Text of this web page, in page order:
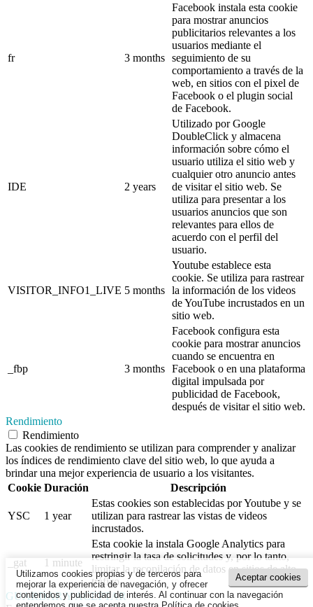
fr 3 months
Facebook instala esta cookie
para mostrar anuncios
publicitarios relevantes a los
usuarios mediante el
seguimiento de su
comportamiento a través de la
web, en sitios con el pixel de
Facebook o el plugin social
de Facebook.
IDE 2 years
Utilizado por Google
DoubleClick y almacena
información sobre cómo el
usuario utiliza el sitio web y
cualquier otro anuncio antes
de visitar el sitio web. Se
utiliza para presentar a los
usuarios anuncios que son
relevantes para ellos de
acuerdo con el perfil del
usuario.
VISITOR_INFO1_LIVE 5 months
Youtube establece esta
cookie. Se utiliza para rastrear
la información de los videos
de YouTube incrustados en un
sitio web.
_fbp 3 months
Facebook configura esta
cookie para mostrar anuncios
cuando se encuentra en
Facebook o en una plataforma
digital impulsada por
publicidad de Facebook,
después de visitar el sitio web.
Rendimiento
Rendimiento
Las cookies de rendimiento se utilizan para comprender y analizar
los índices de rendimiento clave del sitio web, lo que ayuda a
brindar una mejor experiencia de usuario a los visitantes.
Cookie Duración Descripción
YSC 1 year
Estas cookies son establecidas por Youtube y se
utilizan para rastrear las vistas de videos
incrustados.
_gat 1 minute
Esta cookie la instala Google Analytics para
restringir la tasa de solicitudes y, por lo tanto,
limitar la recopilación de datos en sitios de alto
tráfico.
GUARDAR Y ACEPTAR
Aceptar cookies
Utilizamos cookies propias y de terceros para
mejorar la experiencia de navegación, y ofrecer
contenidos y publicidad de interés. Al continuar con la navegación